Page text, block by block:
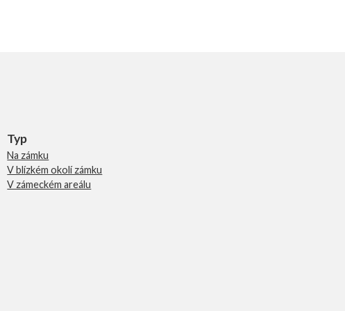
Typ
Na zámku
V blízkém okolí zámku
V zámeckém areálu